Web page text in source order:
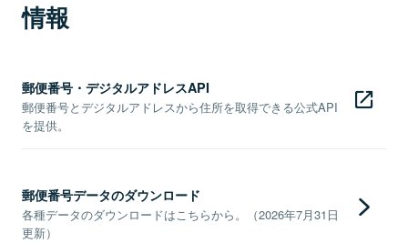
情報
郵便番号・デジタルアドレスAPI
郵便番号とデジタルアドレスから住所を取得できる公式API
を提供。
郵便番号データのダウンロード
各種データのダウンロードはこちらから。（2026年7月31日
更新）